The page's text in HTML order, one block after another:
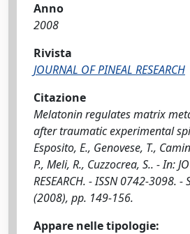
Anno
2008
Rivista
JOURNAL OF PINEAL RESEARCH
Citazione
Melatonin regulates matrix
after traumatic experimental
Esposito, E., Genovese, T.,
P., Meli, R., Cuzzocrea, S.. - In:
RESEARCH. - ISSN 0742-3098. -
(2008), pp. 149-156.
Appare nelle tipologie: